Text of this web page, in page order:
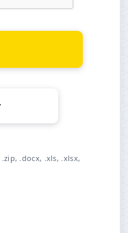
.docx, .xls, .xlsx,